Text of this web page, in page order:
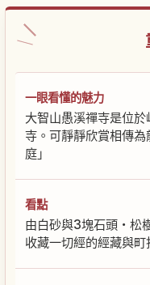
一眼看懂的魅力
大智山愚溪禪寺是位
寺。可靜靜欣賞相傳
庭」
看點
由白砂與3塊石頭・松
收藏一切經的經藏與